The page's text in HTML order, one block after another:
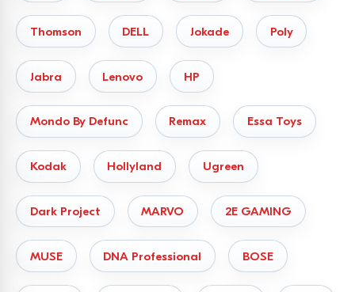
Thomson DELL Jokade Poly
Jabra Lenovo HP
Mondo By Defunc Remax Essa Toys
Kodak Hollyland Ugreen
Dark Project MARVO 2E GAMING
MUSE DNA Professional BOSE